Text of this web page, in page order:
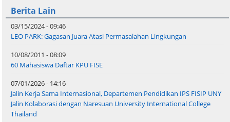
Berita Lain
03/15/2024 - 09:46
LEO PARK: Gagasan Juara Atasi Permasalahan Lingkungan
10/08/2011 - 08:09
60 Mahasiswa Daftar KPU FISE
07/01/2026 - 14:16
Jalin Kerja Sama Internasional, Departemen Pendidikan IPS FISIP UNY
Jalin Kolaborasi dengan Naresuan University International College
Thailand